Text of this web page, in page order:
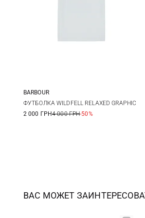
S M L XL
BARBOUR
ФУТБОЛКА WILDFELL RELAXED GRAPHIC
2 000 ГРН4 000 ГРН-50%
ВАС МОЖЕТ